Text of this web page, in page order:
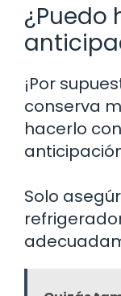
¿Puedo
¡Por
conserva
hacerlo
Solo